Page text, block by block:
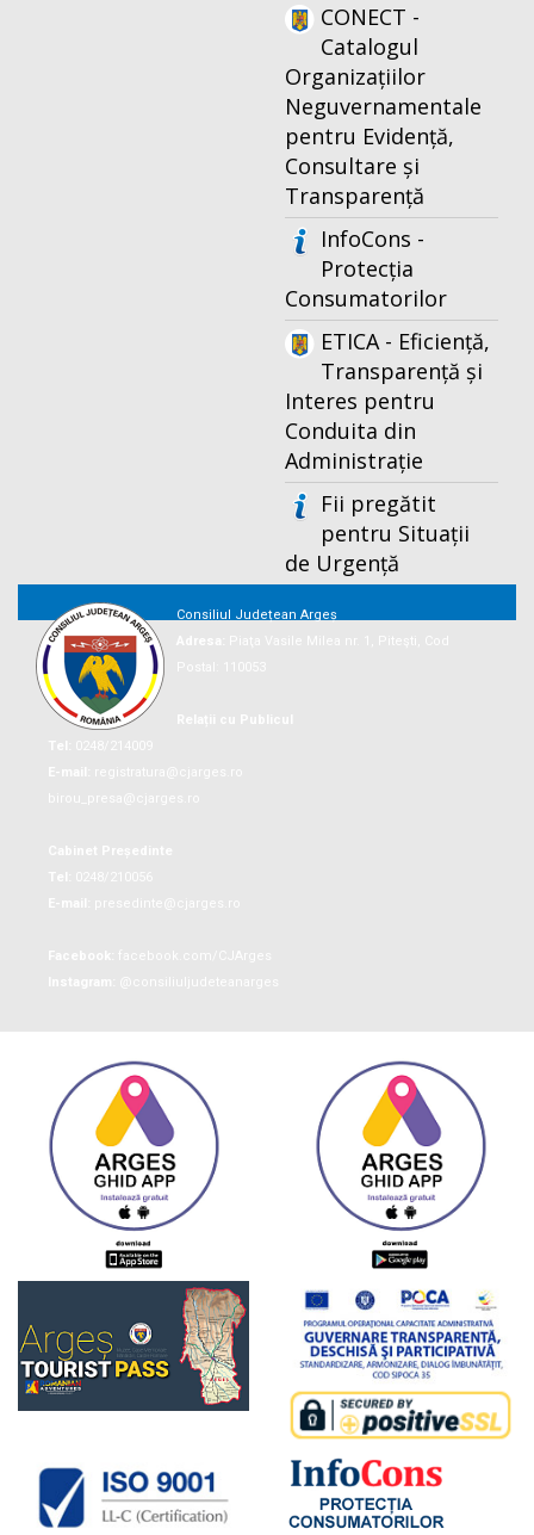
CONECT -
Catalogul
Organizațiilor
Neguvernamentale
pentru Evidență,
Consultare și
Transparență
InfoCons -
Protecția
Consumatorilor
ETICA - Eficiență,
Transparență și
Interes pentru
Conduita din
Administrație
Fii pregătit
pentru Situații
de Urgență
Consiliul Județean Argeș